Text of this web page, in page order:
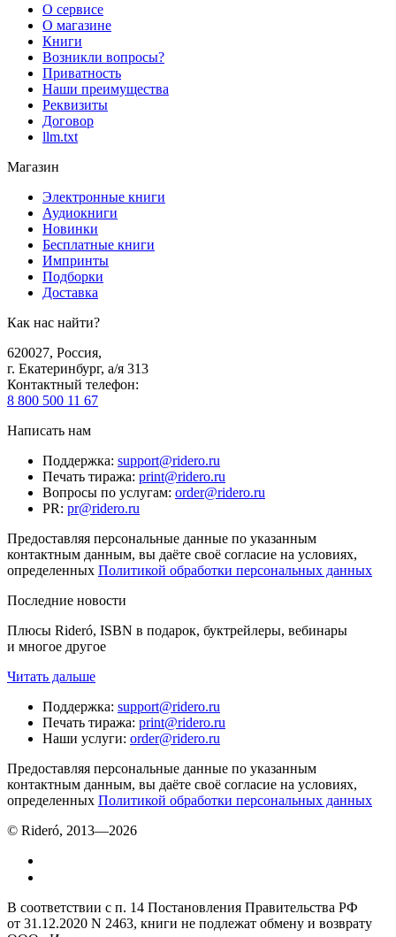
О сервисе
О магазине
Книги
Возникли вопросы?
Приватность
Наши преимущества
Реквизиты
Договор
llm.txt
Магазин
Электронные книги
Аудиокниги
Новинки
Бесплатные книги
Импринты
Подборки
Доставка
Как нас найти?
620027, Россия,
г. Екатеринбург, а/я 313
Контактный телефон:
8 800 500 11 67
Написать нам
Поддержка: support@ridero.ru
Печать тиража: print@ridero.ru
Вопросы по услугам: order@ridero.ru
PR: pr@ridero.ru
Предоставляя персональные данные по указанным
контактным данным, вы даёте своё согласие на условиях,
определенных Политикой обработки персональных данных
Последние новости
Плюсы Rideró, ISBN в подарок, буктрейлеры, вебинары
и многое другое
Читать дальше
Поддержка: support@ridero.ru
Печать тиража: print@ridero.ru
Наши услуги: order@ridero.ru
Предоставляя персональные данные по указанным
контактным данным, вы даёте своё согласие на условиях,
определенных Политикой обработки персональных данных
© Rideró, 2013—2026
В соответствии с п. 14 Постановления Правительства РФ
от 31.12.2020 N 2463, книги не подлежат обмену и возврату